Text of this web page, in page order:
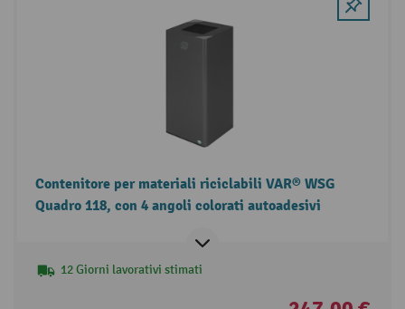
Contenitore per materiali riciclabili VAR® WSG
Quadro 118, con 4 angoli colorati autoadesivi
12 Giorni lavorativi stimati